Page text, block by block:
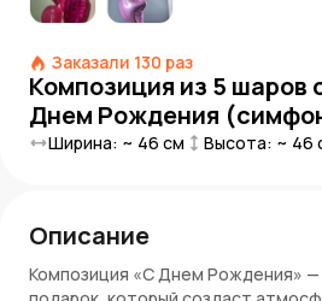
Заказали 130 раз
Композиция из 5 шаров
Днем Рождения
Ширина: ~ 46 см Высота: ~ 46
Описание
Композиция «С Днем Рождения» —